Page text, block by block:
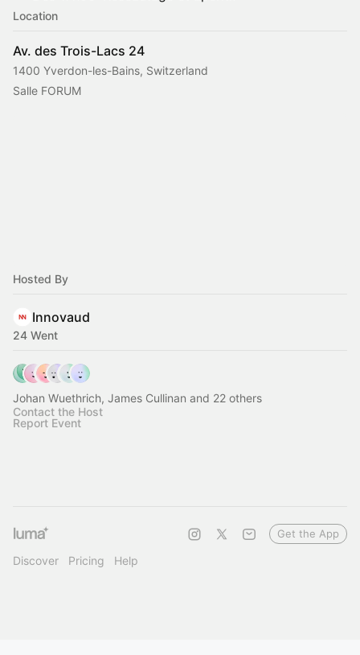
Location
Av. des Trois-Lacs 24
1400 Yverdon-les-Bains, Switzerland
Salle FORUM
Hosted By
Innovaud
24 Went
Johan Wuethrich, James Cullinan and 22 others
Contact the Host
Report Event
Discover Pricing Help
Get the App